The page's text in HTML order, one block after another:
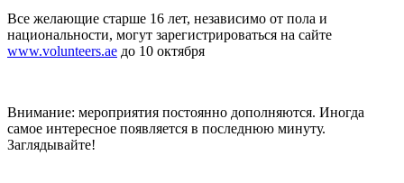
Все желающие старше 16 лет, независимо от пола и
национальности, могут зарегистрироваться на сайте
www.volunteers.ae до 10 октября
Внимание: мероприятия постоянно дополняются. Иногда
самое интересное появляется в последнюю минуту.
Заглядывайте!